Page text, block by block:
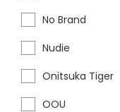
No Brand
Nudie
Onitsuka Tiger
OOU